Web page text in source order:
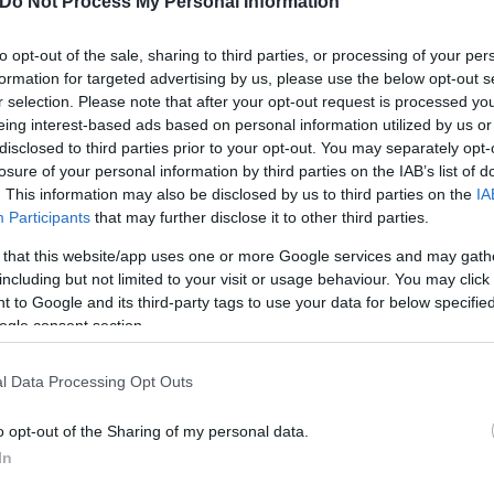
opt-out of the sale, sharing to third parties, or processing of your
for targeted advertising by us, please use the below opt-out
selection. Please note that after your opt-out request is processed
interest-based ads based on personal information utilized by us
to third parties prior to your opt-out. You may separately
of your personal information by third parties on the IAB’s list of
This information may also be disclosed by us to third parties on the
Participants that may further disclose it to other third parties.
that this website/app uses one or more Google services and may
but not limited to your visit or usage behaviour. You may
to Google and its third-party tags to use your data for below
consent section.
Data Processing Opt Outs
opt-out of the Sharing of my personal data.
επιλογές
των φοιτητών που σκέπτονται να
επιλογές διαβίωσης γύρω από αυτές;
πέφτει το σκοτάδι;
και συμφέρουσες επιλογές για